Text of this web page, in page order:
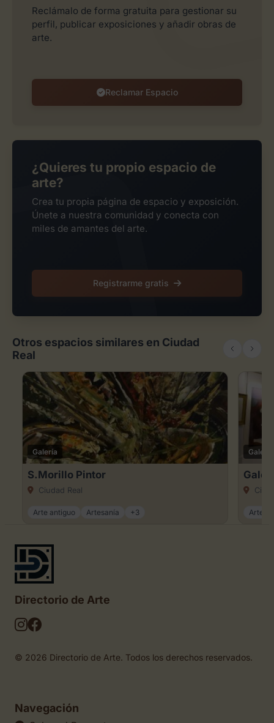
Reclámalo de forma gratuita para gestionar su
perfil, publicar exposiciones y añadir obras de
arte.
Reclamar Espacio
¿Quieres tu propio espacio de
arte?
Crea tu propia página de espacio y exposición.
Únete a nuestra comunidad y conecta con
miles de amantes del arte.
Registrarme gratis
Otros espacios similares en Ciudad
Real
Galería
S.Morillo Pintor
Ciudad Real
Arte antiguo Artesanía +3
Galería
Arte
Directorio de Arte
© 2026 Directorio de Arte. Todos los derechos reservados.
Navegación